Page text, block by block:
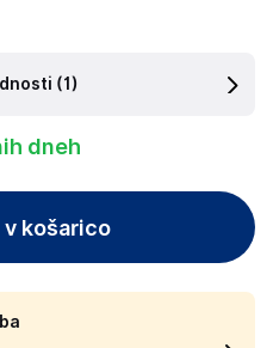
(1)
dneh
v košarico